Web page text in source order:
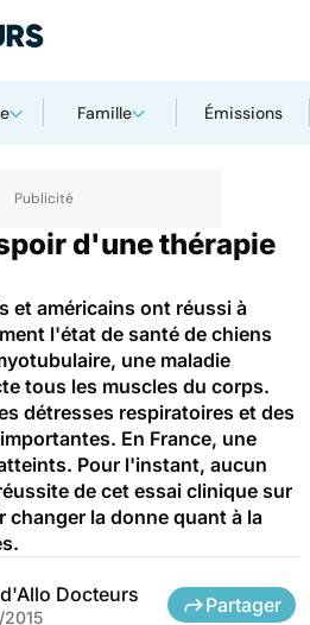
Famille Émissions
raresMyopathie
d'une thérapie
et américains ont réussi à
l'état de santé de chiens
une maladie
tous les muscles du corps.
détresses respiratoires et des
En France, une
Pour l'instant, aucun
de cet essai clinique sur
changer la donne quant à la
Docteurs Partager